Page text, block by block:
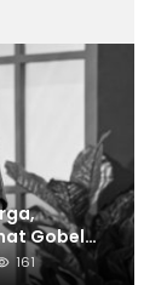
Gobel
Kalibata
161